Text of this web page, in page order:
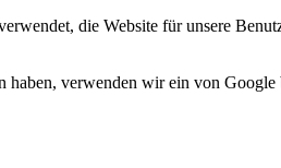
die Website für unsere
verwenden wir ein von